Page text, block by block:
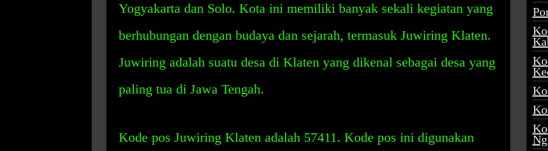
Yogyakarta dan Solo. Kota ini memiliki banyak sekali kegiatan yang
berhubungan dengan budaya dan sejarah, termasuk Juwiring Klaten.
Juwiring adalah suatu desa di Klaten yang dikenal sebagai desa yang
paling tua di Jawa Tengah.
Kode pos Juwiring Klaten adalah 57411. Kode pos ini digunakan